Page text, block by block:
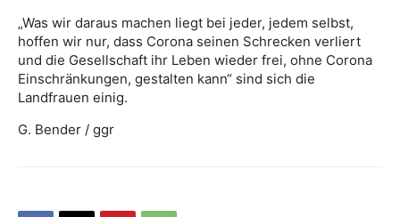
„Was wir daraus machen liegt bei jeder, jedem selbst,
hoffen wir nur, dass Corona seinen Schrecken verliert
und die Gesellschaft ihr Leben wieder frei, ohne Corona
Einschränkungen, gestalten kann“ sind sich die
Landfrauen einig.
G. Bender / ggr